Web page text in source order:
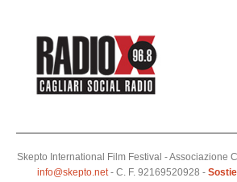
Skepto International Film Festival - Associazione
info@skepto.net- C. F. 92169520928 -